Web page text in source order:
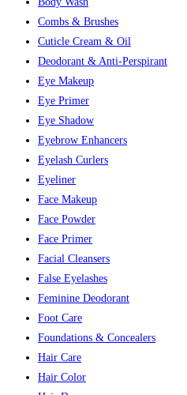
Combs & Brushes
Cuticle Cream & Oil
Deodorant & Anti-Perspirant
Eye Makeup
Eye Primer
Eye Shadow
Eyebrow Enhancers
Eyelash Curlers
Eyeliner
Face Makeup
Face Powder
Face Primer
Facial Cleansers
False Eyelashes
Feminine Deodorant
Foot Care
Foundations & Concealers
Hair Care
Hair Color